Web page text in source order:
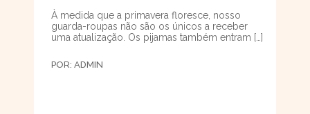
À medida que a primavera floresce, nosso
guarda-roupas não são os únicos a receber
uma atualização. Os pijamas também entram […]
POR: ADMIN